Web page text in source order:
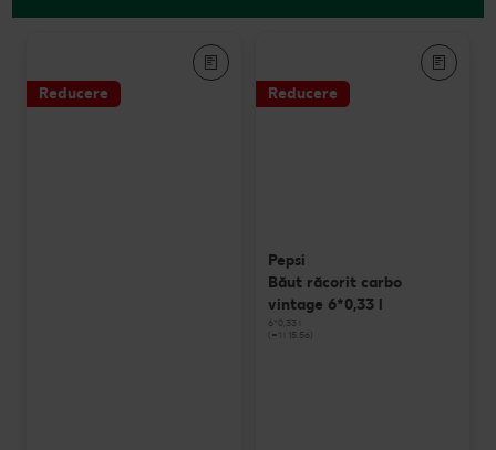
Reducere Reducere
Pepsi
Băut răcorit carbo
vintage 6*0,33 l
6*0,33 l
(=1 l 15.56)